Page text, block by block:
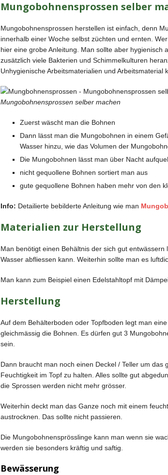
Mungobohnensprossen selber
Mungobohnensprossen herstellen ist einfach, denn
innerhalb einer Woche selbst züchten und ernten.
hier eine grobe Anleitung. Man sollte aber hygienisch
zusätzlich viele Bakterien und Schimmelkulturen
Unhygienische Arbeitsmaterialien und Arbeitsmaterial
Mungobohnensprossen selber machen
Zuerst wäscht man die Bohnen
Dann lässt man die Mungobohnen in einem
Wasser hinzu, wie das Volumen der
Die Mungobohnen lässt man über Nacht
nicht gequollene Bohnen sortiert man aus
gute gequollene Bohnen haben mehr von den
Info: Detailierte bebilderte Anleitung wie man
Materialien zur Herstellung
Man benötigt einen Behältnis der sich gut
Wasser abfliessen kann. Weiterhin sollte man es
Man kann zum Beispiel einen Edelstahltopf mit
Herstellung
Auf dem Behälterboden oder Topfboden legt man
gleichmässig die Bohnen. Es dürfen gut 3
sein.
Dann braucht man noch einen Deckel / Teller um das
Feuchtigkeit im Topf zu halten. Alles sollte gut
die Sprossen werden nicht mehr grösser.
Weiterhin deckt man das Ganze noch mit einem
austrocknen. Das sollte nicht passieren.
Die Mungobohnensprösslinge kann man wenn sie
werden sie besonders kräftig und saftig.
Bewässerung